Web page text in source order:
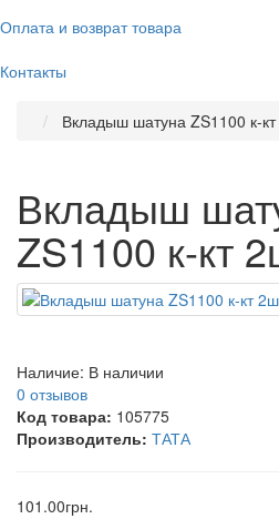
Оплата и возврат товара
Контакты
Вкладыш шатуна ZS1100 к-
Вкладыш
ZS1100 к-кт
Наличие: В наличии
0 отзывов
Код товара: 105775
Производитель: ТАТА
101.00грн.